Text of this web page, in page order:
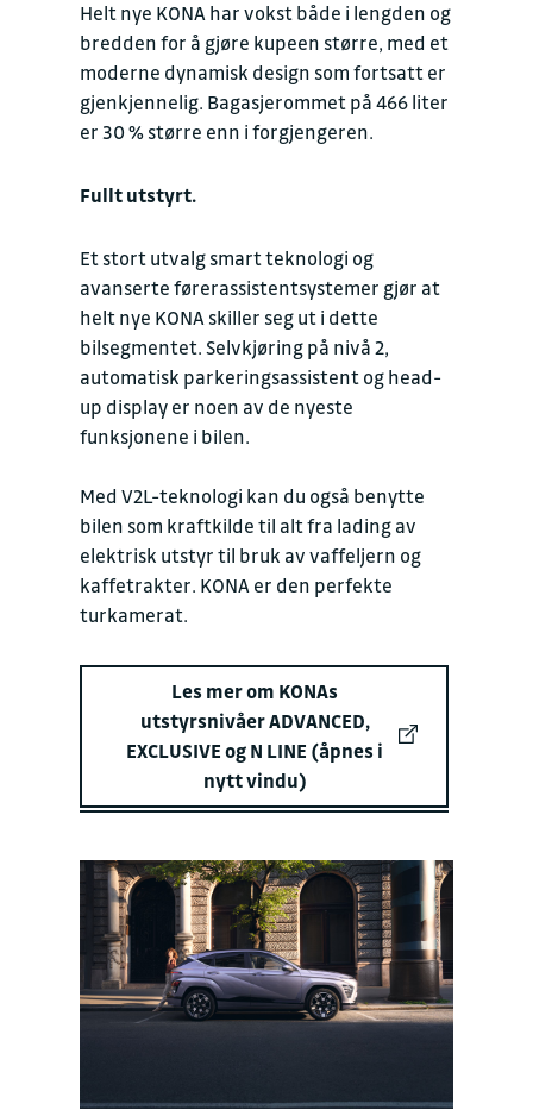
Helt nye KONA har vokst både i lengden og
bredden for å gjøre kupeen større, med et
moderne dynamisk design som fortsatt er
gjenkjennelig. Bagasjerommet på 466 liter
er 30 % større enn i forgjengeren.
Fullt utstyrt.
Et stort utvalg smart teknologi og
avanserte førerassistentsystemer gjør at
helt nye KONA skiller seg ut i dette
bilsegmentet. Selvkjøring på nivå 2,
automatisk parkeringsassistent og head-
up display er noen av de nyeste
funksjonene i bilen.
Med V2L-teknologi kan du også benytte
bilen som kraftkilde til alt fra lading av
elektrisk utstyr til bruk av vaffeljern og
kaffetrakter. KONA er den perfekte
turkamerat.
Les mer om KONAs
utstyrsnivåer ADVANCED,
EXCLUSIVE og N LINE (åpnes i
nytt vindu)